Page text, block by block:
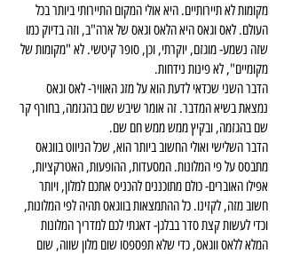
מקומות לא תיירותיים. היא אולי המקום התיירותי ביותר בכל
העולם. לאס וגאס היא הלאס וגאס של ארה"ב, וזה בדיוק כמו
שזה נשמע- מוגזם, יוקרתי, וכן, סופר קיטשי. לא "מקומות של
מקומיים", לא פינות נידחות.
הדבר השני שכדאי לדעת הוא על מזג האוויר- לאס וגאס
נמצאת בשיא המדבר. זה אומר שיבש שם בהגזמה, בחורף קר
שם בהגזמה, ובקיץ ממש ממש חם שם.
הדבר השלישי ואולי החשוב ביותר הוא, שכל הניווט בווגאס
מתבסס על פי המלונות. המסעדות, ההופעות, האטרקציות,
אפילו האוברים- כולם מתוכננים להכניס אתכם למלון, ויותר
חשוב מזה, לקזינו. כל ההתמצאות בווגאס תהיה לפי המלונות,
וכדי לעשות קצת סדר בבלגן- דאגתי לכם למדריך המלונות
המלא ללאס ווגאס, כדי שלא תפספסו שום מלון שווה, שום